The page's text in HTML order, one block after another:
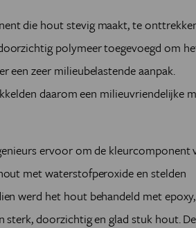
die hout stevig maakt, te
polymeer toegevoegd om
een zeer milieubelastende aanpak.
daarom een milieuvriendelijke
ervoor om de kleurcomponent
met waterstofperoxide en stelden
werd het hout behandeld met
doorzichtig en glad stuk hout. De